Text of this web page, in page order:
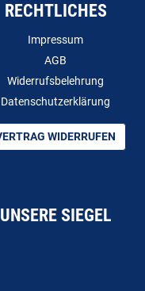
RECHTLICHES
Impressum
AGB
Widerrufsbelehrung
Datenschutzerklärung
WIDERRUFEN
UNSERE SIEGEL